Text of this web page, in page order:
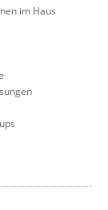
im Haus